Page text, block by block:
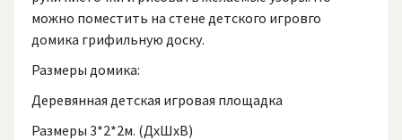
можно поместить на стене детского игровго
домика грифильную доску.
Размеры домика:
Деревянная детская игровая площадка
Размеры 3*2*2м. (ДхШхВ)